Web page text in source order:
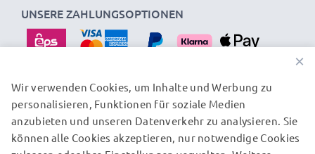
UNSERE ZAHLUNGSOPTIONEN
UNSERE VERSANDPARTNER
×
Wir verwenden Cookies, um Inhalte und Werbung zu
personalisieren, Funktionen für soziale Medien
anzubieten und unseren Datenverkehr zu analysieren. Sie
können alle Cookies akzeptieren, nur notwendige Cookies